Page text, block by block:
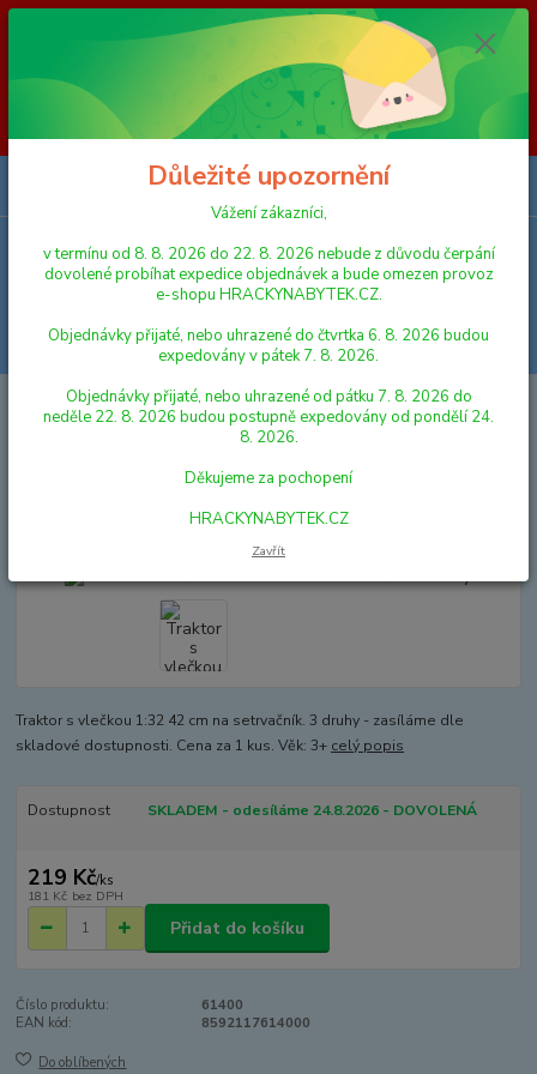
Vážení zákazníci, v termínu od 8. 8. 2026 do 23. 8. 2026 nebude z
důvodu čerpání dovolené probíhat expedice objednávek a bude omezen
provoz e-shopu HRACKYNABYTEK.CZ. Objednávky přijaté, nebo
uhrazené do čtvrtka 6. 8. 2026 budou expedovány v pátek 7. 8. 2026.
Objednávky přijaté, nebo uhrazené od pátku 7. 8. 2026 do neděle 23. 8.
2026 budou postupně expedovány od pondělí 24. 8. 2026. Děkujeme za
pochopení HRACKYNABYTEK.CZ
Menu
Hledat
AUTA, LODĚ, LETADLA
Traktor s vlečkou 1:32 42 cm na setrvačník
3 druhy
Traktor s vlečkou 1:32 42 cm na
setrvačník 3 druhy
Traktor s vlečkou 1:32 42 cm na setrvačník. 3 druhy - zasíláme dle
skladové dostupnosti. Cena za 1 kus. Věk: 3+ celý popis
Dostupnost SKLADEM - odesíláme 24.8.2026 - DOVOLENÁ
219 Kč/ks
181 Kč bez DPH
Přidat do košíku
Číslo produktu:
61400
EAN kód:
8592117614000
Do oblíbených
Důležité upozornění
Vážení zákazníci,
v termínu od 8. 8. 2026 do 22. 8. 2026 nebude z důvodu čerpání
dovolené probíhat expedice objednávek a bude omezen provoz
e-shopu HRACKYNABYTEK.CZ.
Objednávky přijaté, nebo uhrazené do čtvrtka 6. 8. 2026 budou
expedovány v pátek 7. 8. 2026.
Objednávky přijaté, nebo uhrazené od pátku 7. 8. 2026 do
neděle 22. 8. 2026 budou postupně expedovány od pondělí 24.
8. 2026.
Děkujeme za pochopení
HRACKYNABYTEK.CZ
Zavřít